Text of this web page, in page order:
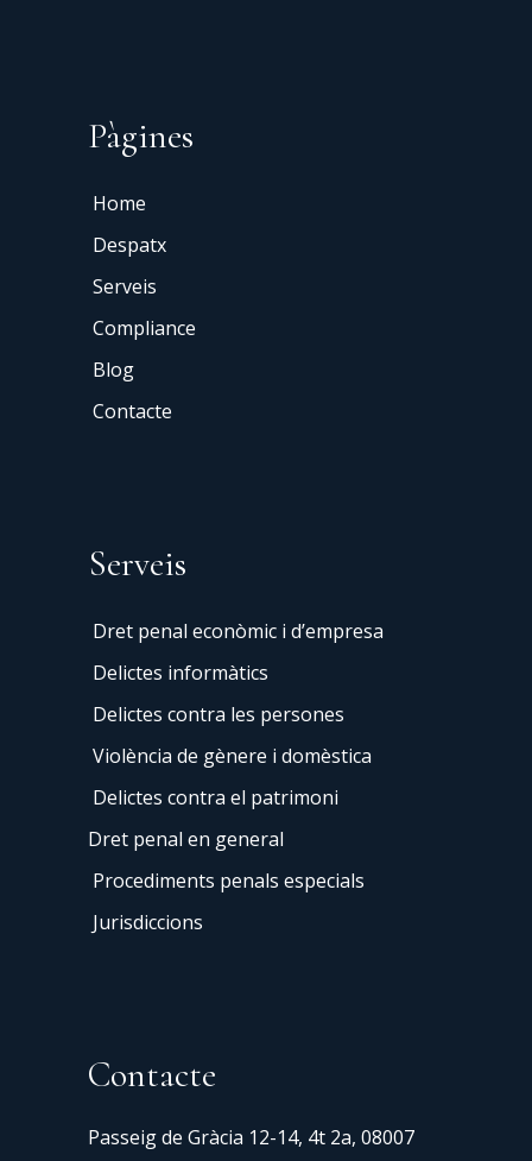
Pàgines
Home
Despatx
Serveis
Compliance
Blog
Contacte
Serveis
Dret penal econòmic i d’empresa
Delictes informàtics
Delictes contra les persones
Violència de gènere i domèstica
Delictes contra el patrimoni
Dret penal en general
Procediments penals especials
Jurisdiccions
Contacte
Passeig de Gràcia 12-14, 4t 2a, 08007